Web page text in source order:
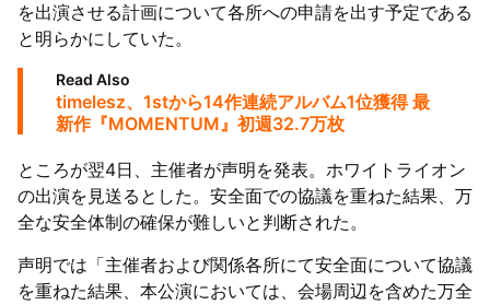
を出演させる計画について各所への申請を出す予定である
と明らかにしていた。
Read Also
timelesz、1stから14作連続アルバム1位獲得 最
新作『MOMENTUM』初週32.7万枚
ところが翌4日、主催者が声明を発表。ホワイトライオン
の出演を見送るとした。安全面での協議を重ねた結果、万
全な安全体制の確保が難しいと判断された。
声明では「主催者および関係各所にて安全面について協議
を重ねた結果、本公演においては、会場周辺を含めた万全